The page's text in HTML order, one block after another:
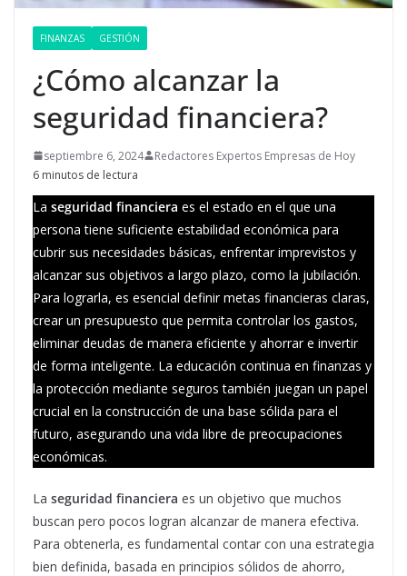
FINANZAS GESTIÓN
¿Cómo alcanzar la
seguridad financiera?
septiembre 6, 2024
Redactores Expertos Empresas de Hoy
6 minutos de lectura
La seguridad financiera es el estado en el que una
persona tiene suficiente estabilidad económica para
cubrir sus necesidades básicas, enfrentar imprevistos y
alcanzar sus objetivos a largo plazo, como la jubilación.
Para lograrla, es esencial definir metas financieras claras,
crear un presupuesto que permita controlar los gastos,
eliminar deudas de manera eficiente y ahorrar e invertir
de forma inteligente. La educación continua en finanzas y
la protección mediante seguros también juegan un papel
crucial en la construcción de una base sólida para el
futuro, asegurando una vida libre de preocupaciones
económicas.
La seguridad financiera es un objetivo que muchos
buscan pero pocos logran alcanzar de manera efectiva.
Para obtenerla, es fundamental contar con una estrategia
bien definida, basada en principios sólidos de ahorro,